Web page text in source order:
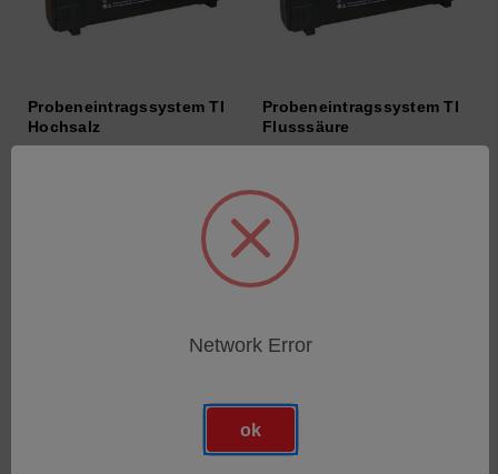
Probeneintragssystem TI
Hochsalz
Probeneintragssystem TI
Flusssäure
Network Error
ok